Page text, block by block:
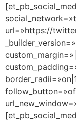
url=»https://